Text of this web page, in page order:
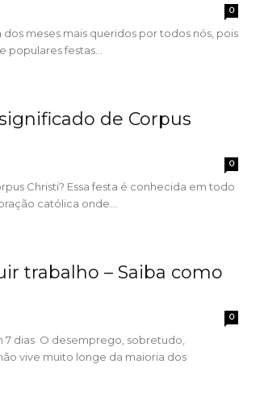
0
meses mais queridos por todos nós, pois
festas...
de Corpus
0
Christi? Essa festa é conhecida em todo
católica onde...
trabalho – Saiba como
0
7 dias O desemprego, sobretudo,
vive muito longe da maioria dos